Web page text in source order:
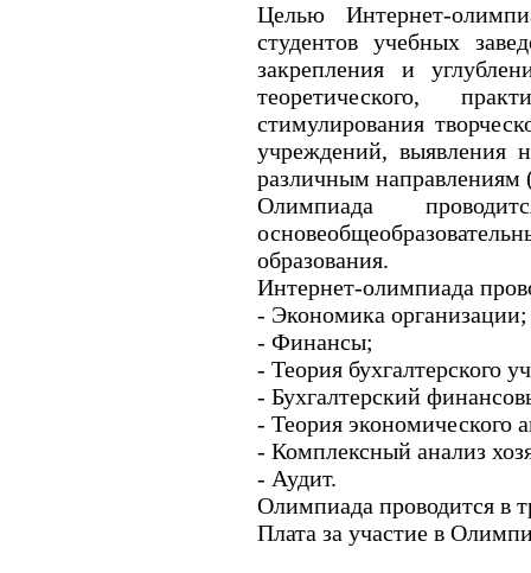
Целью Интернет-
студентов учебных
закрепления и
теоретического,
стимулирования
учреждений, выявления
различным направлениям
Олимпиада
образования.
Интернет-олимпиада
- Экономика организации;
- Финансы;
- Теория бухгалтерского
- Бухгалтерский
- Теория экономического
- Комплексный анализ
- Аудит.
Олимпиада проводится в
Плата за участие в